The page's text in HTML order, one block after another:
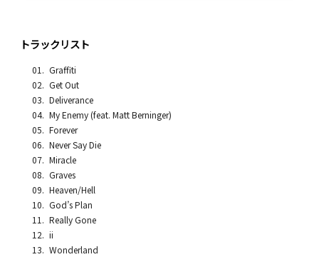
トラックリスト
Graffiti
Get Out
Deliverance
My Enemy (feat. Matt Berninger)
Forever
Never Say Die
Miracle
Graves
Heaven/Hell
God’s Plan
Really Gone
ii
Wonderland